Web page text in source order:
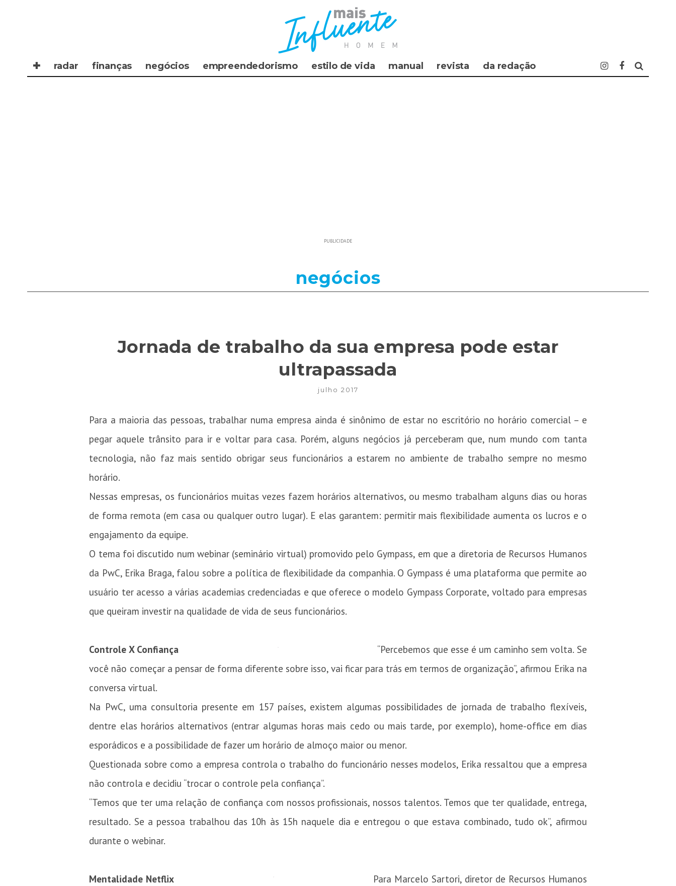
✚ radar finanças negócios empreendedorismo estilo de vida manual revista da redação
PUBLICIDADE
negócios
Jornada de trabalho da sua empresa pode estar
ultrapassada
julho 2017
Para a maioria das pessoas, trabalhar numa empresa ainda é sinônimo de estar no escritório no horário comercial – e
pegar aquele trânsito para ir e voltar para casa. Porém, alguns negócios já perceberam que, num mundo com tanta
tecnologia, não faz mais sentido obrigar seus funcionários a estarem no ambiente de trabalho sempre no mesmo
horário.
Nessas empresas, os funcionários muitas vezes fazem horários alternativos, ou mesmo trabalham alguns dias ou horas
de forma remota (em casa ou qualquer outro lugar). E elas garantem: permitir mais flexibilidade aumenta os lucros e o
engajamento da equipe.
O tema foi discutido num webinar (seminário virtual) promovido pelo Gympass, em que a diretoria de Recursos Humanos
da PwC, Erika Braga, falou sobre a política de flexibilidade da companhia. O Gympass é uma plataforma que permite ao
usuário ter acesso a várias academias credenciadas e que oferece o modelo Gympass Corporate, voltado para empresas
que queiram investir na qualidade de vida de seus funcionários.
Controle X Confiança
“Percebemos que esse é um caminho sem volta. Se
você não começar a pensar de forma diferente sobre isso, vai ficar para trás em termos de organização”, afirmou Erika na
conversa virtual.
Na PwC, uma consultoria presente em 157 países, existem algumas possibilidades de jornada de trabalho flexíveis,
dentre elas horários alternativos (entrar algumas horas mais cedo ou mais tarde, por exemplo), home-office em dias
esporádicos e a possibilidade de fazer um horário de almoço maior ou menor.
Questionada sobre como a empresa controla o trabalho do funcionário nesses modelos, Erika ressaltou que a empresa
não controla e decidiu “trocar o controle pela confiança”.
“Temos que ter uma relação de confiança com nossos profissionais, nossos talentos. Temos que ter qualidade, entrega,
resultado. Se a pessoa trabalhou das 10h às 15h naquele dia e entregou o que estava combinado, tudo ok”, afirmou
durante o webinar.
Mentalidade Netflix
Para Marcelo Sartori, diretor de Recursos Humanos